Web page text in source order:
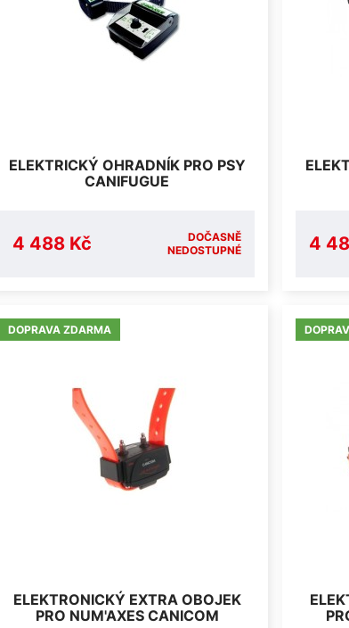
ELEKTRICKÝ OHRADNÍK PRO PSY
CANIFUGUE
4 488 Kč
DOČASNĚ
NEDOSTUPNÉ
4
DOPRAVA ZDARMA
ELEKTRONICKÝ EXTRA OBOJEK
PRO NUM'AXES CANICOM